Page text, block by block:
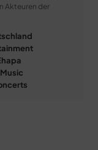
Akteuren der